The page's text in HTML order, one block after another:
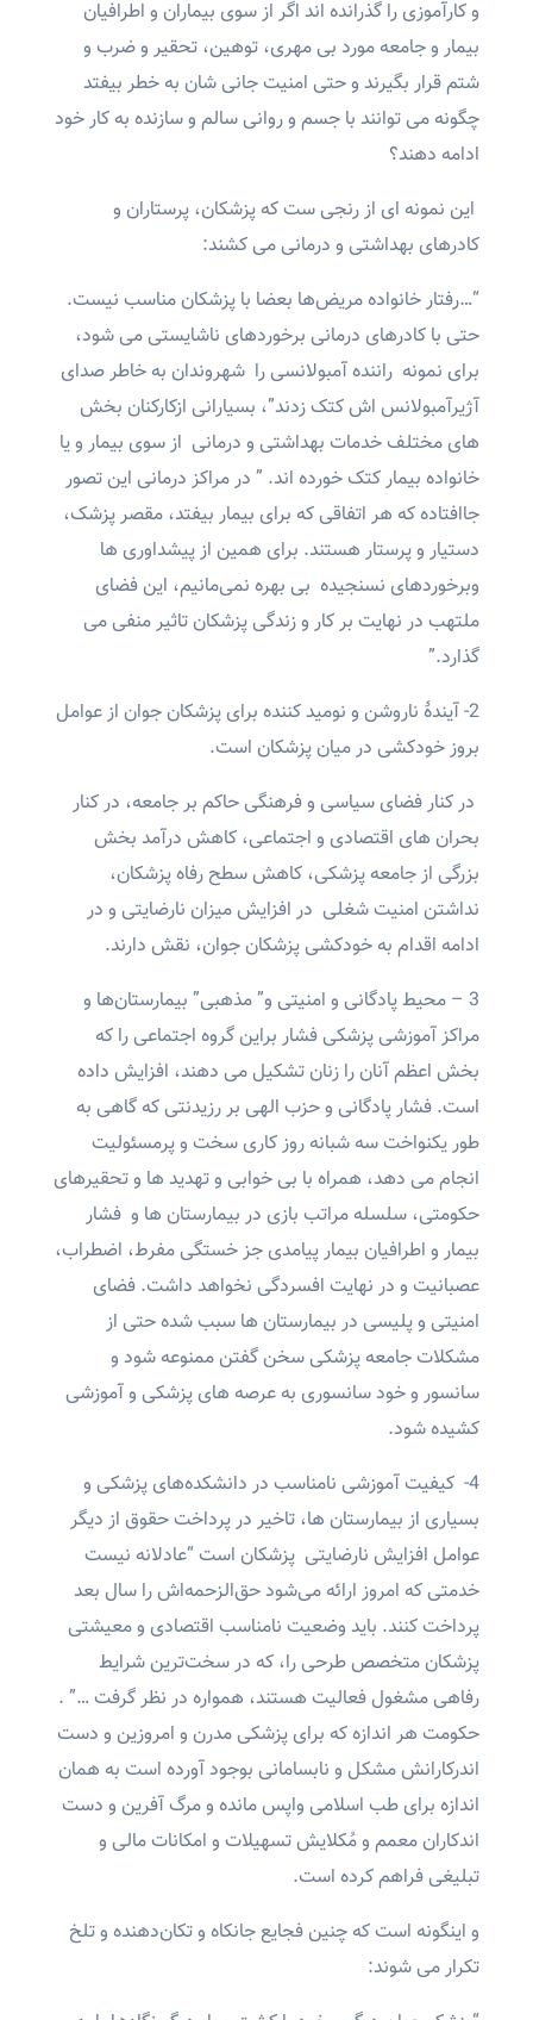
و کارآموزی را گذرانده اند اگر از سوی بیماران و اطرافیان
بیمار و جامعه مورد بی مهری، توهین، تحقیر و ضرب و
شتم قرار بگیرند و حتی امنیت جانی شان به خطر بیفتد
چگونه می توانند با جسم و روانی سالم و سازنده به کار خود
ادامه دهند؟
این نمونه ای از رنجی ست که پزشکان، پرستاران و
کادرهای بهداشتی و درمانی می کشند:
“…رفتار خانواده مریض‌ها بعضا با پزشکان مناسب نیست.
حتی با کادرهای درمانی برخوردهای ناشایستی می شود،
برای نمونه راننده آمبولانسی را شهروندان به خاطر صدای
آژیرآمبولانس اش کتک زدند”، بسیارانی ازکارکنان بخش
های مختلف خدمات بهداشتی و درمانی از سوی بیمار و یا
خانواده بیمار کتک خورده اند. ” در مراکز درمانی این تصور
جاافتاده که هر اتفاقی که برای بیمار بیفتد‌، مقصر پزشک،
دستیار و پرستار هستند. برای همین از پیشداوری ها
وبرخوردهای نسنجیده بی بهره نمی‌مانیم، این فضای
ملتهب در نهایت بر کار و زندگی پزشکان تاثیر منفی می
گذارد.”
2- آیندۀ ناروشن و نومید کننده برای پزشکان جوان از عوامل
بروز خودکشی در میان پزشکان است.
در کنار فضای سیاسی و فرهنگی حاکم بر جامعه، در کنار
بحران های اقتصادی و اجتماعی، کاهش درآمد بخش
بزرگی از جامعه پزشکی، کاهش سطح رفاه پزشکان،
نداشتن امنیت شغلی در افزایش میزان نارضایتی و در
ادامه اقدام به خودکشی پزشکان جوان، نقش دارند.
3 – محیط پادگانی و امنیتی و” مذهبی” بیمارستان‌ها و
مراکز آموزشی پزشکی فشار براین گروه اجتماعی را که
بخش اعظم آنان را زنان تشکیل می دهند، افزایش داده
است. فشار پادگانی و حزب الهی بر رزیدنتی که گاهی به
طور یکنواخت سه شبانه روز کاری سخت و پرمسئولیت
انجام می دهد، همراه با بی خوابی و تهدید ها و ‌تحقیرهای
حکومتی، سلسله مراتب بازی در بیمارستان ها و فشار
بیمار و اطرافیان بیمار پیامدی جز خستگی مفرط، اضطراب،
عصبانیت و در نهایت افسردگی نخواهد داشت. فضای
امنیتی و پلیسی در بیمارستان ها سبب شده حتی از
مشکلات جامعه پزشکی سخن گفتن ممنوعه شود و
سانسور و خود سانسوری به عرصه های پزشکی و آموزشی
کشیده شود.
4- کیفیت آموزشی نامناسب در دانشکده‌های پزشکی و
بسیاری از بیمارستان ها، تاخیر در پرداخت حقوق از دیگر
عوامل افزایش نارضایتی پزشکان است “عادلانه نیست
خدمتی که امروز ارائه می‌شود حق‌الزحمه‌اش را سال بعد
پرداخت کنند. باید وضعیت نامناسب اقتصادی و معیشتی
پزشکان متخصص طرحی را، که در سخت‌ترین شرایط
رفاهی مشغول فعالیت هستند، همواره در نظر گرفت …” .
حکومت هر اندازه که برای پزشکی مدرن و امروزین و دست
اندرکارانش مشکل و نابسامانی بوجود آورده است به همان
اندازه برای طب اسلامی واپس مانده و مرگ آفرین و دست
اندکاران معمم و مُکلایش تسهیلات و امکانات مالی و
تبلیغی فراهم کرده است.
و اینگونه است که چنین فجایع جانکاه و تکان‌دهنده و تلخ
تکرار می شوند: